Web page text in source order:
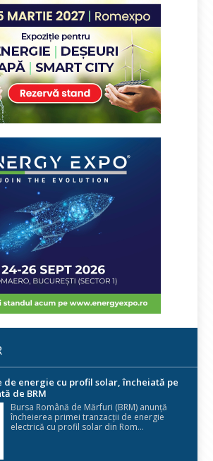
de energie cu profil solar, încheiată pe
de BRM
Bursa Română de Mărfuri (BRM) anunță
încheierea primei tranzacții de energie
electrică cu profil solar din Rom...